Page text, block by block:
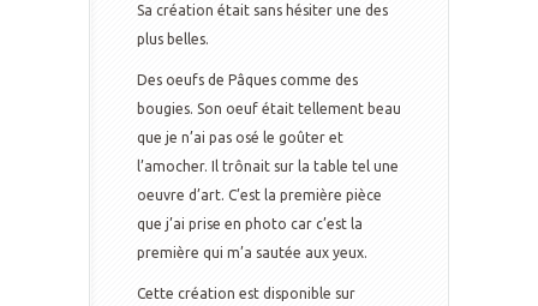
Sa création était sans hésiter une des
plus belles.
Des oeufs de Pâques comme des
bougies. Son oeuf était tellement beau
que je n’ai pas osé le goûter et
l’amocher. Il trônait sur la table tel une
oeuvre d’art. C’est la première pièce
que j’ai prise en photo car c’est la
première qui m’a sautée aux yeux.
Cette création est disponible sur